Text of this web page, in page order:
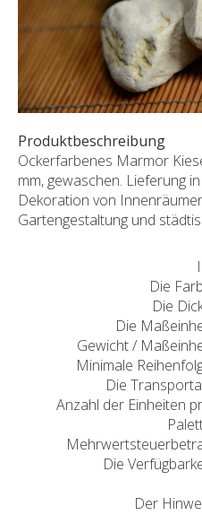
AKTUALITÄTEN
SHOWROOM
Produktbeschreibung
Ockerfarbenes Marmor
mm, gewaschen. Lieferung
Dekoration von
Gartengestaltung und
Die
Die
Die
Gewicht /
Minimale
Die
Anzahl der Einheiten
Die
Der